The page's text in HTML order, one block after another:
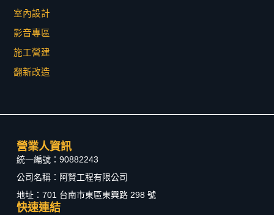
室內設計
影音專區
施工營建
翻新改造
營業人資訊
統一編號：90882243
公司名稱：阿賢工程有限公司
地址：701 台南市東區東興路 298 號
快速連結